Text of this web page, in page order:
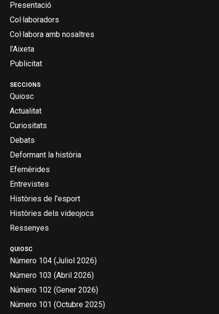
QUIOSC
Número 104 (Juliol 2026)
Número 103 (Abril 2026)
Número 102 (Gener 2026)
Número 101 (Octubre 2025)
SECCIONS
Quiosc
Actualitat
Curiositats
Debats
Deformant la història
Efemèrides
Entrevistes
Històries de l’esport
Històries dels videojocs
Ressenyes
Presentació
Col·laboradors
Col·labora amb nosaltres
l’Aixeta
Publicitat